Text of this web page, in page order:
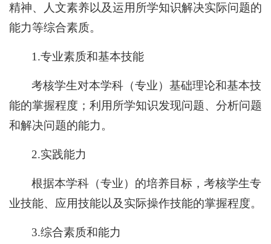
精神、人文素养以及运用所学知识解决实际问题的
能力等综合素质。
1.专业素质和基本技能
考核学生对本学科（专业）基础理论和基本技
能的掌握程度；利用所学知识发现问题、分析问题
和解决问题的能力。
2.实践能力
根据本学科（专业）的培养目标，考核学生专
业技能、应用技能以及实际操作技能的掌握程度。
3.综合素质和能力